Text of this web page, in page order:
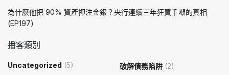
為什麼他把 90% 資產押注金銀？央行連續三年狂買千噸的真相
(EP197)
播客類別
Uncategorized (5)
破解債務陷阱 (2)